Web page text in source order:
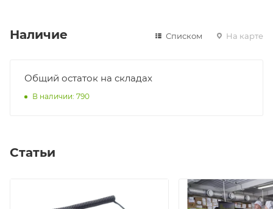
Наличие Списком На карте
Общий остаток на складах
В наличии: 790
Статьи